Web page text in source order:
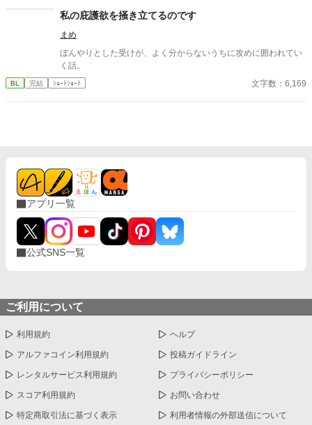
律は静かに囁く。「もう、俺からは逃げられない」――。 執着愛
が静かに絡みつく、オメガバース・あまあま系BL。 【キャラクタ
ー設定】 ■主人公（受け） 名前：湊（みなと） 属性：Ω（オメ
ガ） 年齢：17歳 性格：引っ込み思案でおとなしいが、内面は芯
が強い。幼少期から体が弱く、他人に頼ることが多かったため、
い茶髪で色白。表情はおだやかだが、感情が表に出やすい。 ■相
私の庇護欲を掻き立てるのです
まめ
ぼんやりとした受けが、よく分からないうちに攻めに囲われてい
く話。
BL 完結 ｼｮｰﾄｼｮｰﾄ 文字数：6,169
アプリ一覧
公式SNS一覧
ご利用について
利用規約 ヘルプ
アルファコイン利用規約 投稿ガイドライン
レンタルサービス利用規約 プライバシーポリシー
スコア利用規約 お問い合わせ
特定商取引法に基づく表示 利用者情報の外部送信について